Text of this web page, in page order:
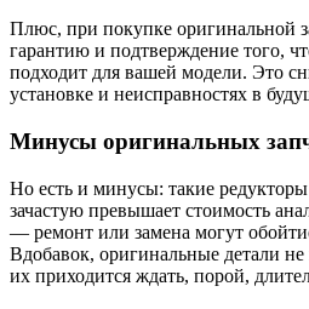
Плюс, при покупке оригинальной
гарантию и подтверждение того,
подходит для вашей модели. Это
установке и неисправностях в
Минусы оригинальных
Но есть и минусы: такие
зачастую превышает стоимость
— ремонт или замена могут
Вдобавок, оригинальные детали
их приходится ждать, порой,